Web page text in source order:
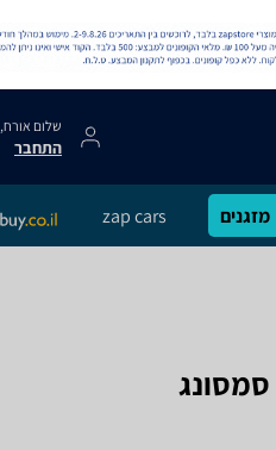
שלום אורח,
התחבר
מזגנים zap cars